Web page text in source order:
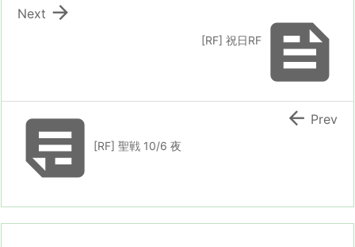

[RF] 祝日RF

Next
[RF] 聖戦 10/6 夜
 Prev